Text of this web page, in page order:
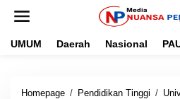
UMUM Daerah Nasional
Homepage / Pendidikan Tinggi /